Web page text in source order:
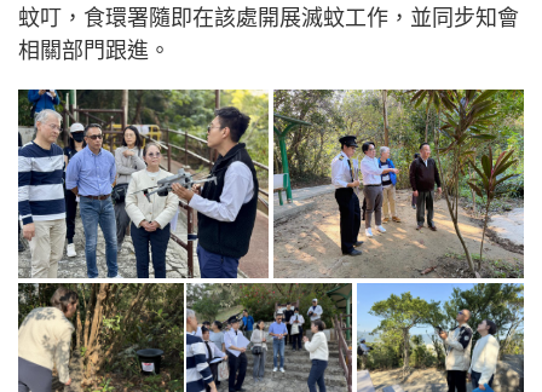
蚊叮，食環署隨即在該處開展滅蚊工作，並同步知會
相關部門跟進。